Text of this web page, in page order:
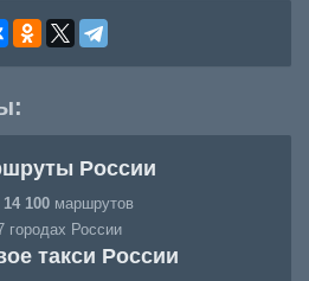
России
14 100 маршрутов
городах России
такси России